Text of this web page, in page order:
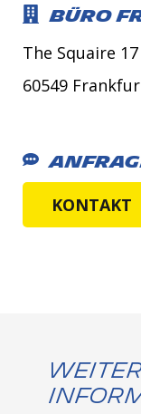
Büro
The Squaire
60549
KONTAKT